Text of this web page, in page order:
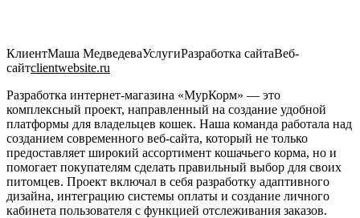
КлиентМаша МедведеваУслугиРазработка сайтаВеб-
сайтclientwebsite.ru
Разработка интернет-магазина «МурКорм» — это
комплексный проект, направленный на создание удобной
платформы для владельцев кошек. Наша команда работала над
созданием современного веб-сайта, который не только
предоставляет широкий ассортимент кошачьего корма, но и
помогает покупателям сделать правильный выбор для своих
питомцев. Проект включал в себя разработку адаптивного
дизайна, интеграцию системы оплаты и создание личного
кабинета пользователя с функцией отслеживания заказов.